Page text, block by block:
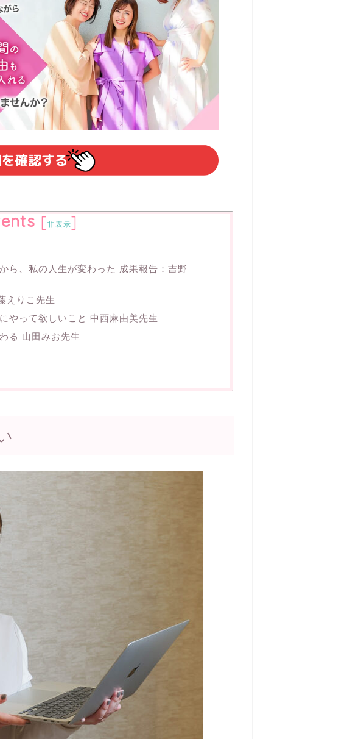
[非表示]
ら、私の人生が変わった 成果報告：吉野
えりこ先生
やって欲しいこと 中西麻由美先生
る 山田みお先生